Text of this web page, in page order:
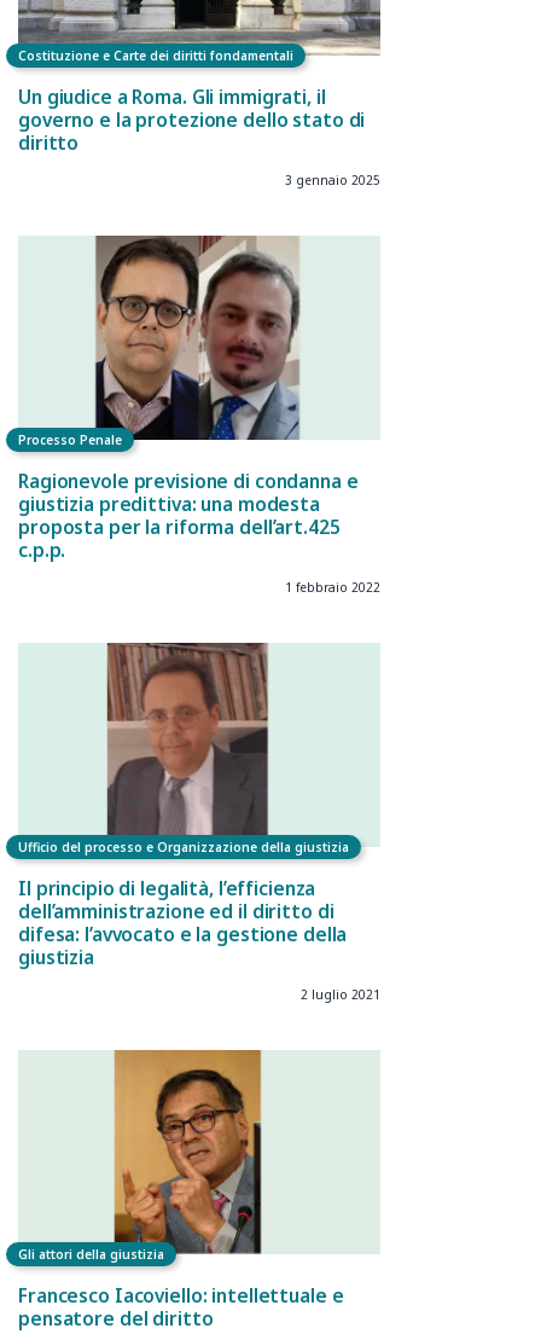
Costituzione e Carte dei diritti fondamentali
Un giudice a Roma. Gli immigrati, il
governo e la protezione dello stato di
diritto
3 gennaio 2025
Processo Penale
Ragionevole previsione di condanna e
giustizia predittiva: una modesta
proposta per la riforma dell’art.425
c.p.p.
1 febbraio 2022
Ufficio del processo e Organizzazione della giustizia
Il principio di legalità, l’efficienza
dell’amministrazione ed il diritto di
difesa: l’avvocato e la gestione della
giustizia
2 luglio 2021
Gli attori della giustizia
Francesco Iacoviello: intellettuale e
pensatore del diritto